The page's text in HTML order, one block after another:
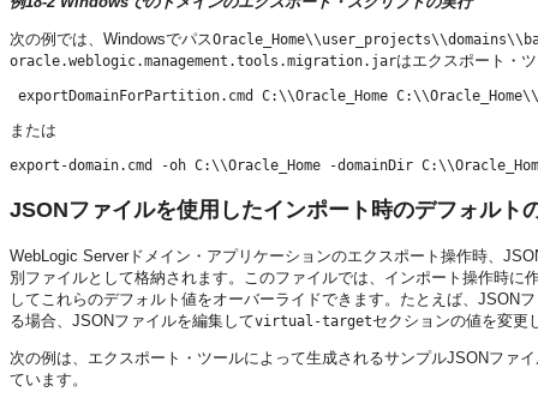
次の例では、Windowsでパス
oracle.weblogic.management.tools.migration.jarはエクスポート・
または
export-domain.cmd -oh C:\\Oracle_Home -domainDir
JSONファイルを使用したインポート時のデフォルト
WebLogic Serverドメイン・アプリケーションのエクスポート操作時、
別ファイルとして格納されます。このファイルでは、インポート操作時
してこれらのデフォルト値をオーバーライドできます。たとえば、JSON
る場合、JSONファイルを編集してvirtual-targetセクションの値を変更
次の例は、エクスポート・ツールによって生成されるサンプルJSONファ
ています。